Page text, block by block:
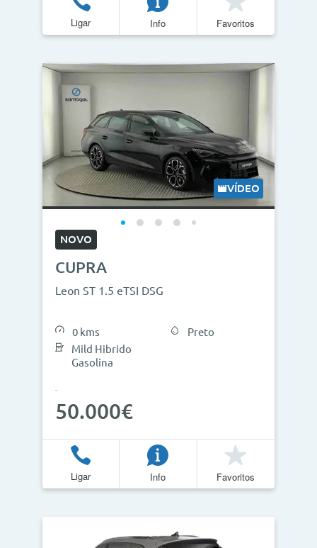
Ligar Info Favoritos
VÍDEO
NOVO
CUPRA
Leon ST 1.5 eTSI DSG
0 kms
Mild Hibrido
Gasolina
Preto
50.000€
Ligar Info Favoritos